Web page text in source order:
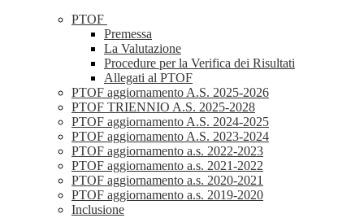
PTOF
Premessa
La Valutazione
Procedure per la Verifica dei Risultati
Allegati al PTOF
PTOF aggiornamento A.S. 2025-2026
PTOF TRIENNIO A.S. 2025-2028
PTOF aggiornamento A.S. 2024-2025
PTOF aggiornamento A.S. 2023-2024
PTOF aggiornamento a.s. 2022-2023
PTOF aggiornamento a.s. 2021-2022
PTOF aggiornamento a.s. 2020-2021
PTOF aggiornamento a.s. 2019-2020
Inclusione